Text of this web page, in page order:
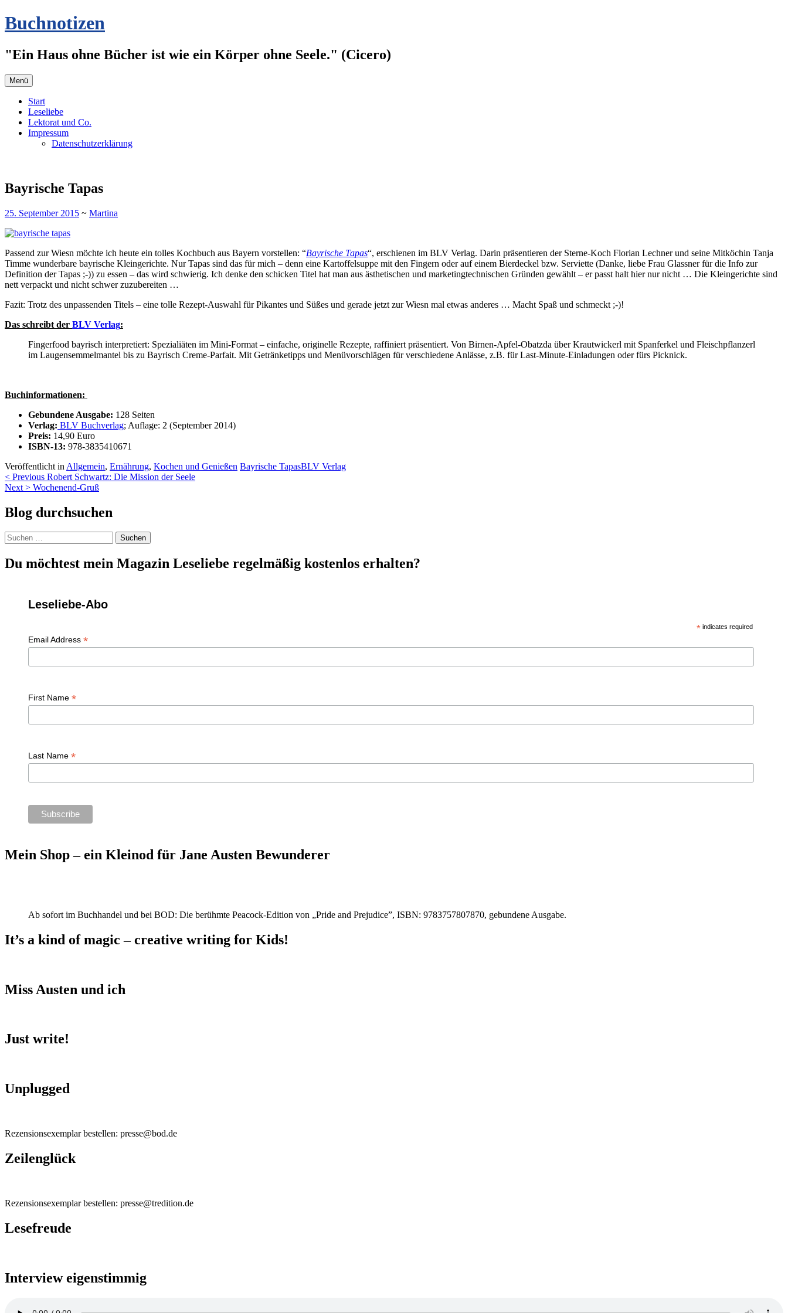
Zum
Inhalt
Buchnotizen
"Ein Haus ohne Bücher ist wie ein Körper ohne Seele." (Cicero)
Menü
Start
Leseliebe
Lektorat und Co.
Impressum
Datenschutzerklärung
Bayrische Tapas
25. September 2015 ~ Martina
Passend zur Wiesn möchte ich heute ein tolles Kochbuch aus Bayern vorstellen: “Bayrische Tapas“, erschienen im BLV Verlag. Darin präsentieren der Sterne-Koch Florian Lechner und seine Mitköchin Tanja
Timme wunderbare bayrische Kleingerichte. Nur Tapas sind das für mich – denn eine Kartoffelsuppe mit den Fingern oder auf einem Bierdeckel bzw. Serviette (Danke, liebe Frau Glassner für die Info zur
Definition der Tapas ;-)) zu essen – das wird schwierig. Ich denke den schicken Titel hat man aus ästhetischen und marketingtechnischen Gründen gewählt – er passt halt hier nur nicht … Die Kleingerichte sind
nett verpackt und nicht schwer zuzubereiten …
Fazit: Trotz des unpassenden Titels – eine tolle Rezept-Auswahl für Pikantes und Süßes und gerade jetzt zur Wiesn mal etwas anderes … Macht Spaß und schmeckt ;-)!
Das schreibt der BLV Verlag:
Fingerfood bayrisch interpretiert: Spezialiäten im Mini-Format – einfache, originelle Rezepte, raffiniert präsentiert. Von Birnen-Apfel-Obatzda über Krautwickerl mit Spanferkel und Fleischpflanzerl
im Laugensemmelmantel bis zu Bayrisch Creme-Parfait. Mit Getränketipps und Menüvorschlägen für verschiedene Anlässe, z.B. für Last-Minute-Einladungen oder fürs Picknick.
Buchinformationen:
Gebundene Ausgabe: 128 Seiten
Verlag: BLV Buchverlag; Auflage: 2 (September 2014)
Preis: 14,90 Euro
ISBN-13: 978-3835410671
Veröffentlicht in Allgemein, Ernährung, Kochen und Genießen Bayrische TapasBLV Verlag
Beitragsnavigation
< Previous Robert Schwartz: Die Mission der Seele
Next > Wochenend-Gruß
Blog durchsuchen
Suchen
nach:
Du möchtest mein Magazin Leseliebe regelmäßig kostenlos erhalten?
Leseliebe-Abo
* indicates required
Email Address *
First Name *
Last Name *
Mein Shop – ein Kleinod für Jane Austen Bewunderer
Ab sofort im Buchhandel und bei BOD: Die berühmte Peacock-Edition von „Pride and Prejudice”, ISBN: 9783757807870, gebundene Ausgabe.
It’s a kind of magic – creative writing for Kids!
Miss Austen und ich
Just write!
Unplugged
Rezensionsexemplar bestellen: presse@bod.de
Zeilenglück
Rezensionsexemplar bestellen: presse@tredition.de
Lesefreude
Interview eigenstimmig